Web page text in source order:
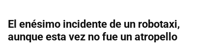
El enésimo incidente de un robotaxi,
aunque esta vez no fue un atropello